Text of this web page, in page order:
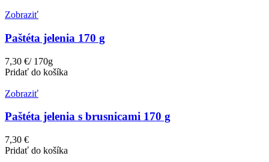
Zobraziť
Paštéta jelenia 170 g
7,30 €/ 170g
Pridať do košíka
Zobraziť
Paštéta jelenia s brusnicami 170 g
7,30 €
Pridať do košíka